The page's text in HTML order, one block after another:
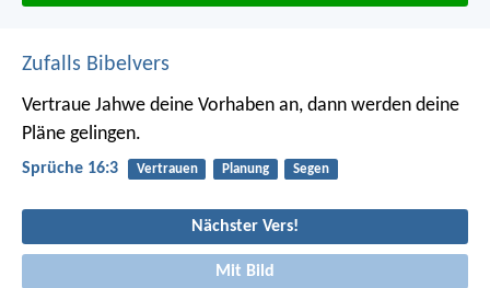
Zufalls Bibelvers
Vertraue Jahwe deine Vorhaben an, dann werden deine
Pläne gelingen.
Sprüche 16:3 Vertrauen Planung Segen
Nächster Vers!
Mit Bild